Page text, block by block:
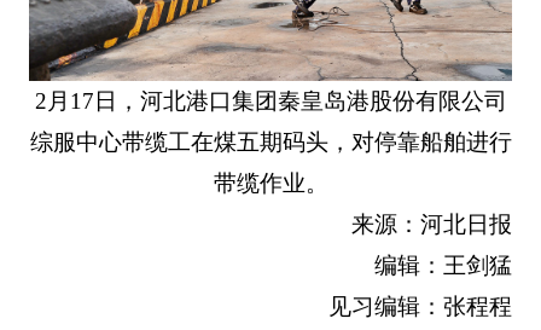
2月17日，河北港口集团秦皇岛港股份有限公司
综服中心带缆工在煤五期码头，对停靠船舶进行
带缆作业。
来源：河北日报
编辑：王剑猛
见习编辑：张程程